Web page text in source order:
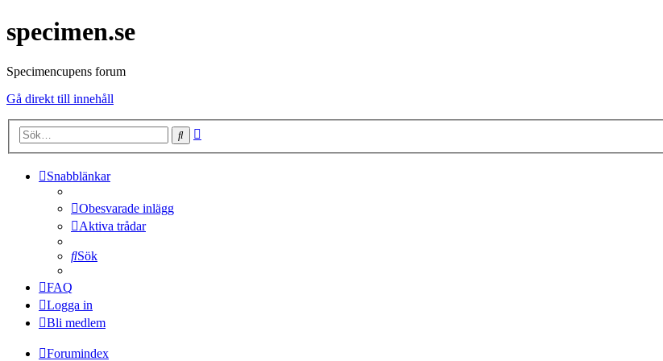
specimen.se
Specimencupens forum
Gå direkt till innehåll
Sök
Snabblänkar
Obesvarade inlägg
Aktiva trådar
Sök
FAQ
Logga in
Bli medlem
Forumindex